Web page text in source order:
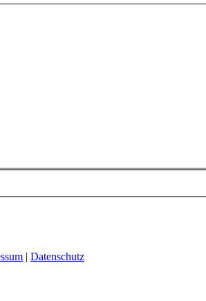
| Datenschutz